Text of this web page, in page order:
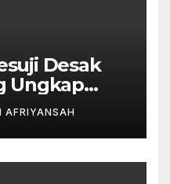
Desak
Ungkap
Korupsi
AFRIYANSAH